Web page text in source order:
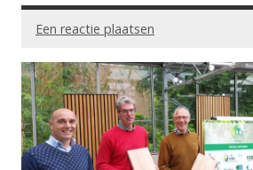
Een reactie plaatsen